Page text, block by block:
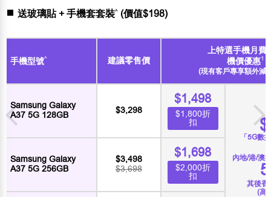
送玻璃貼 + 手機套套裝^ (價值$198)
手機型號^ 建議零售價
上特選手機月費
機價優惠1
(現有客戶專享額外減
Samsung Galaxy
A37 5G 128GB
$3,298
$1,498
$1,800折
扣
「5G數
內地/港/澳
其後香
(高
Samsung Galaxy
A37 5G 256GB
$3,498
$3,698
$1,698
$2,000折
扣